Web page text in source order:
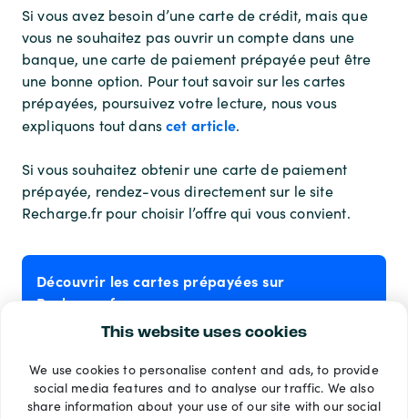
This website uses cookies
We use cookies to personalise content and ads, to provide
social media features and to analyse our traffic. We also
share information about your use of our site with our social
Si vous avez besoin d’une carte de crédit, mais que
vous ne souhaitez pas ouvrir un compte dans une
banque, une carte de paiement prépayée peut être
une bonne option. Pour tout savoir sur les cartes
prépayées, poursuivez votre lecture, nous vous
expliquons tout danscet article.
Si vous souhaitez obtenir une carte de paiement
prépayée, rendez-vous directement sur le site
Recharge.fr pour choisir l’offre qui vous convient.
Découvrir les cartes prépayées sur
Recharge.fr
Modes de paiement